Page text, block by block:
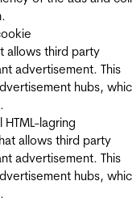
allows third party
advertisement. This
hubs,
HTML-lagring
allows third party
advertisement. This
hubs,